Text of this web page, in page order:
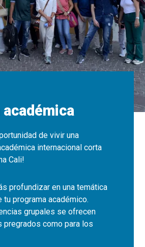
de vivir una
internacional corta
Cali!
profundizar en una temática
programa académico.
grupales se ofrecen
pregrados como para los